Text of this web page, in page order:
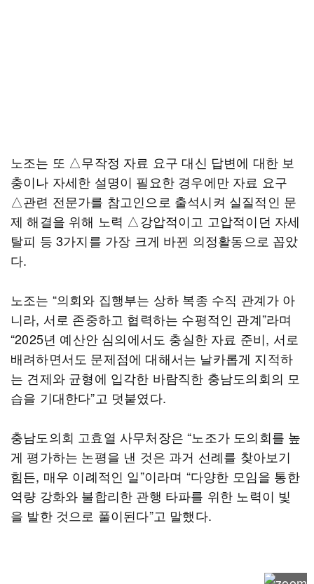
노조는 또 △무작정 자료 요구 대신 답변에 대한 보
충이나 자세한 설명이 필요한 경우에만 자료 요구
△관련 전문가를 참고인으로 출석시켜 실질적인 문
제 해결을 위해 노력 △강압적이고 고압적이던 자세
탈피 등 3가지를 가장 크게 바뀐 의정활동으로 꼽았
다.
노조는 “의회와 집행부는 상하 복종 수직 관계가 아
니라, 서로 존중하고 협력하는 수평적인 관계”라며
“2025년 예산안 심의에서도 충실한 자료 준비, 서로
배려하면서도 문제점에 대해서는 날카롭게 지적하
는 견제와 균형에 입각한 바람직한 충남도의회의 모
습을 기대한다”고 덧붙였다.
충남도의회 고효열 사무처장은 “노조가 도의회를 높
게 평가하는 논평을 낸 것은 과거 선례를 찾아보기
힘든, 매우 이례적인 일”이라며 “다양한 모임을 통한
역량 강화와 불합리한 관행 타파를 위한 노력이 빛
을 발한 것으로 풀이된다”고 말했다.